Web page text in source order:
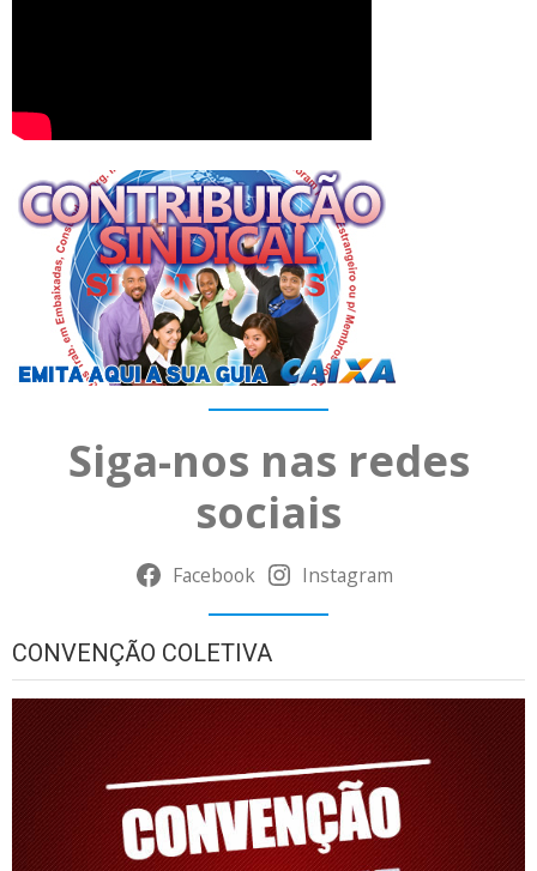
Siga-nos nas redes
sociais
Facebook Instagram
CONVENÇÃO COLETIVA